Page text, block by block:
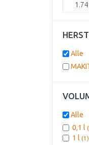
1.74
Alle
Alle
0,1 l
1 l (1)